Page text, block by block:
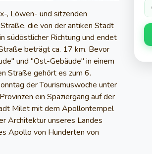
, Löwen- und sitzenden
die von der antiken Stadt
südöstlicher Richtung und endet
beträgt ca. 17 km. Bevor
und "Ost-Gebäude" in einem
Straße gehört es zum 6.
der Tourismuswoche unter
ein Spaziergang auf der
Milet mit dem Apollontempel
Architektur unseres Landes
Apollo von Hunderten von